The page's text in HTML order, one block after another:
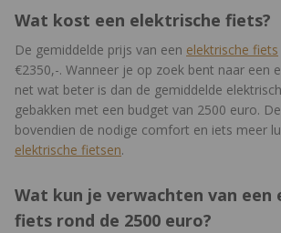
Wat kost een elektrische fiets?
De gemiddelde prijs van een elektrische fiets
€2350,-. Wanneer je op zoek bent naar een
net wat beter is dan de gemiddelde
gebakken met een budget van 2500 euro.
bovendien de nodige comfort en iets meer
elektrische fietsen.
Wat kun je verwachten van een
fiets rond de 2500 euro?